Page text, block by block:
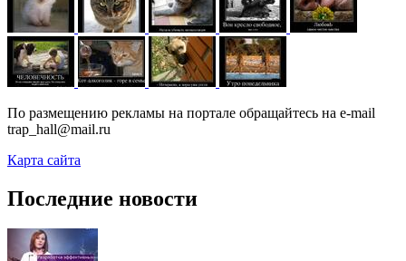
По размещению рекламы на портале обращайтесь на e-mail
trap_hall@mail.ru
Карта сайта
Последние новости